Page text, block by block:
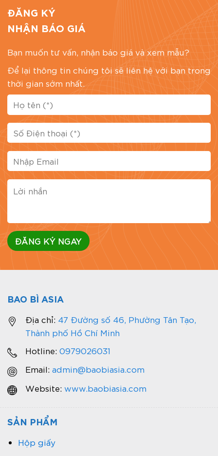
BAO BÌ ASIA
Địa chỉ: 766/18 Lạc Long Quân, Phường 9, Tân
Bình, TP.HCM
Hotline: 0867886811
Email: baobiasiavn@gmail.com
Website: https://baobiasia.com
ĐĂNG KÝ
NHẬN BÁO GIÁ
Bạn muốn tư vấn, nhận báo giá và xem mẫu?
Để lại thông tin chúng tôi sẽ liên hệ với bạn trong
thời gian sớm nhất.
BAO BÌ ASIA
Địa chỉ: 47 Đường số 46, Phường Tân Tạo,
Thành phố Hồ Chí Minh
Hotline: 0979026031
Email: admin@baobiasia.com
Website: www.baobiasia.com
SẢN PHẨM
Hộp giấy